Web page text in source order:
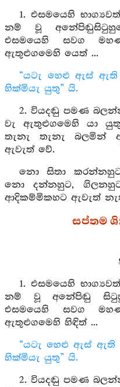
1. එසමයෙහි
නම් වූ
එසමයෙහි සවග
ඇතුළුගමෙහි යෙත් ...
“යටැ හෙළු ඇස්
හික්මියැ යුතු” යි.
2. වියදඬු පමණ
වැ ඇතුළුගමෙහි යා
තැනැ තැනැ බලමින්
ඇවැත් වේ.
නො සිතා
නො දන්නහුට,
ආදිකම්මිකහට ඇවැත්
සප්තම
1. එසමයෙහි
නම් වූ අනේපිඬු
එසමයෙහි සවග
ඇතුළුගමෙහි හිඳිත් ...
“යටැ හෙළු ඇස්
හික්මියැ යුතු” යි.
2. වියදඬු පමණ